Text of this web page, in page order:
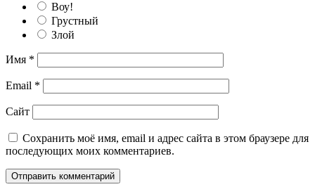
Воу!
Грустный
Злой
Имя *
Email *
Сайт
Сохранить моё имя, email и адрес сайта в этом браузере для
последующих моих комментариев.